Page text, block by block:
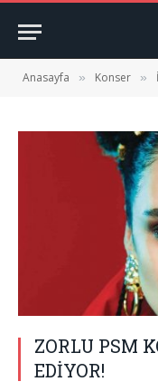
Anasayfa » Konser »
ZORLU PSM
EDİYOR!